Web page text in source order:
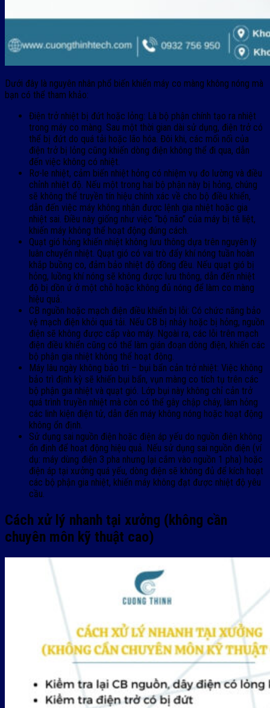
Dưới đây là nguyên nhân phổ biến khiến máy co màng không nóng mà
bạn có thể tham khảo:
Điện trở nhiệt bị đứt hoặc lỏng: Là bộ phận chính tạo ra nhiệt
trong máy co màng. Sau một thời gian dài sử dụng, điện trở có
thể bị đứt do quá tải hoặc lão hóa. Đôi khi, các mối nối của
điện trở bị lỏng cũng khiến dòng điện không thể đi qua, dẫn
đến việc không có nhiệt.
Rơ-le nhiệt, cảm biến nhiệt hỏng có nhiệm vụ đo lường và điều
chỉnh nhiệt độ. Nếu một trong hai bộ phận này bị hỏng, chúng
sẽ không thể truyền tín hiệu chính xác về cho bộ điều khiển,
dẫn đến việc máy không nhận được lệnh gia nhiệt hoặc gia
nhiệt sai. Điều này giống như việc “bộ não” của máy bị tê liệt,
khiến máy không thể hoạt động đúng cách.
Quạt gió hỏng khiến nhiệt không lưu thông dựa trên nguyên lý
luân chuyển nhiệt. Quạt gió có vai trò đẩy khí nóng tuần hoàn
khắp buồng co, đảm bảo nhiệt độ đồng đều. Nếu quạt gió bị
hỏng, luồng khí nóng sẽ không được lưu thông, dẫn đến nhiệt
độ bị dồn ứ ở một chỗ hoặc không đủ nóng để làm co màng
hiệu quả.
CB nguồn hoặc mạch điện điều khiển bị lỗi: Có chức năng bảo
vệ mạch điện khỏi quá tải. Nếu CB bị nhảy hoặc bị hỏng, nguồn
điện sẽ không được cấp vào máy. Ngoài ra, các lỗi trên mạch
điện điều khiển cũng có thể làm gián đoạn dòng điện, khiến các
bộ phận gia nhiệt không thể hoạt động.
Máy lâu ngày không bảo trì – bụi bẩn cản trở nhiệt: Việc không
bảo trì định kỳ sẽ khiến bụi bẩn, vụn màng co tích tụ trên các
bộ phận gia nhiệt và quạt gió. Lớp bụi này không chỉ cản trở
quá trình truyền nhiệt mà còn có thể gây chập cháy, làm hỏng
các linh kiện điện tử, dẫn đến máy không nóng hoặc hoạt động
không ổn định.
Sử dụng sai nguồn điện hoặc điện áp yếu do nguồn điện không
ổn định để hoạt động hiệu quả. Nếu sử dụng sai nguồn điện (ví
dụ: máy dùng điện 3 pha nhưng lại cắm vào nguồn 1 pha) hoặc
điện áp tại xưởng quá yếu, dòng điện sẽ không đủ để kích hoạt
các bộ phận gia nhiệt, khiến máy không đạt được nhiệt độ yêu
cầu.
Cách xử lý nhanh tại xưởng (không cần
chuyên môn kỹ thuật cao)